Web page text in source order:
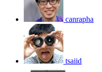
canrapha
tsaiid